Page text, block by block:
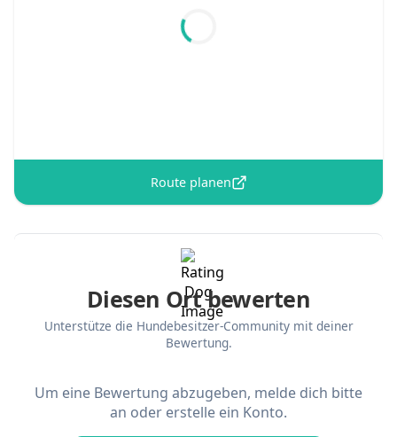
Route planen
Diesen Ort bewerten
Unterstütze die Hundebesitzer-Community mit deiner
Bewertung.
Um eine Bewertung abzugeben, melde dich bitte
an oder erstelle ein Konto.